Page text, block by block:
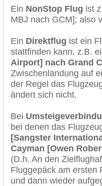
Ein NonStop Flug ist
MBJ nach GCM]; also
Ein Direktflug ist ein
stattfinden kann, z.B.
Airport] nach Grand
Zwischenlandung auf
der Regel das
ändert sich nicht.
Bei
bei denen das
[Sangster
Cayman [Owen
(D.h. An den
Fluggepäck am ersten
und dann wieder